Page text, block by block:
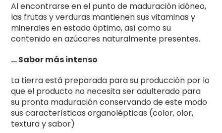
Al encontrarse en el punto de maduración idóneo,
las frutas y verduras mantienen sus vitaminas y
minerales en estado óptimo, así como su
contenido en azúcares naturalmente presentes.
… Sabor más intenso
La tierra está preparada para su producción por lo
que el producto no necesita ser adulterado para
su pronta maduración conservando de este modo
sus características organolépticas (color, olor,
textura y sabor)